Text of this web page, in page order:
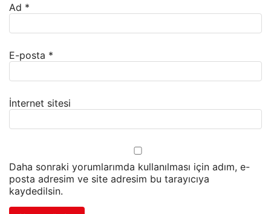
Ad *
E-posta *
İnternet sitesi
Daha sonraki yorumlarımda kullanılması için adım, e-
posta adresim ve site adresim bu tarayıcıya
kaydedilsin.